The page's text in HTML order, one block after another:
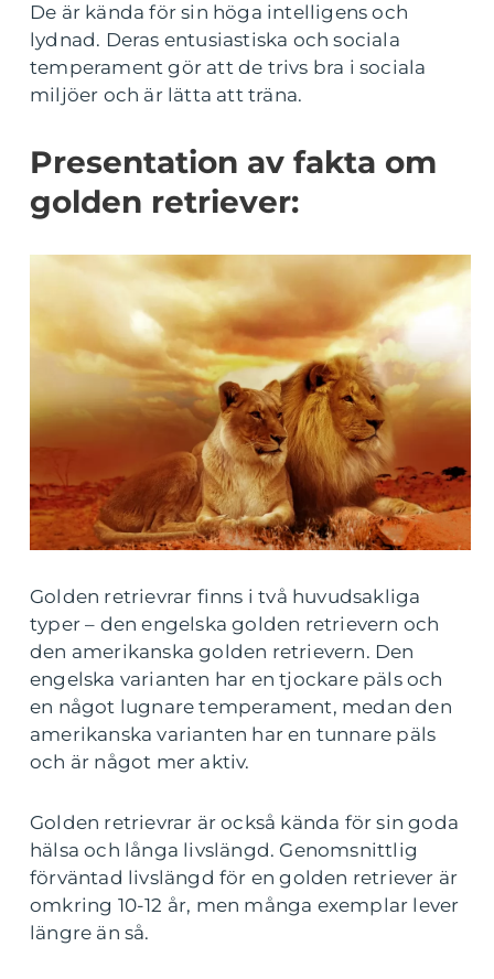
De är kända för sin höga intelligens och
lydnad. Deras entusiastiska och sociala
temperament gör att de trivs bra i sociala
miljöer och är lätta att träna.
Presentation av fakta om
golden retriever:
Golden retrievrar finns i två huvudsakliga
typer – den engelska golden retrievern och
den amerikanska golden retrievern. Den
engelska varianten har en tjockare päls och
en något lugnare temperament, medan den
amerikanska varianten har en tunnare päls
och är något mer aktiv.
Golden retrievrar är också kända för sin goda
hälsa och långa livslängd. Genomsnittlig
förväntad livslängd för en golden retriever är
omkring 10-12 år, men många exemplar lever
längre än så.